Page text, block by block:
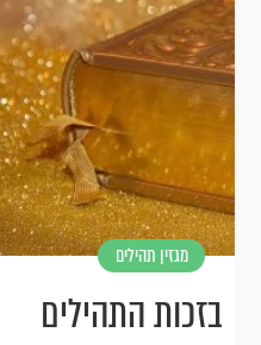
מגזין תהילים
בזכות התהילים